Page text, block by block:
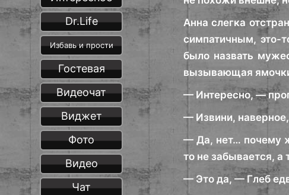
Анна слегка
симпатичным, это-
было назвать
вызывающая
— Интересно, —
— Извини,
— Да, нет… почему
то не забывается, а
— Это да, — Глеб
Dr.Life
Избавь и прости
Гостевая
Видеочат
Виджет
Фото
Видео
Чат